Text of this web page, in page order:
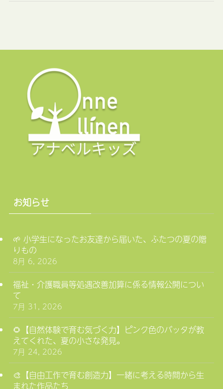
お知らせ
🌱 小学生になったお友達から届いた、ふたつの夏の贈
りもの
8月 6, 2026
福祉・介護職員等処遇改善加算に係る情報公開につい
て
7月 31, 2026
🌻【自然体験で育む気づく力】ピンク色のバッタが教
えてくれた、夏の小さな発見。
7月 24, 2026
🎨【自由工作で育む創造力】一緒に考える時間から生
まれた作品たち